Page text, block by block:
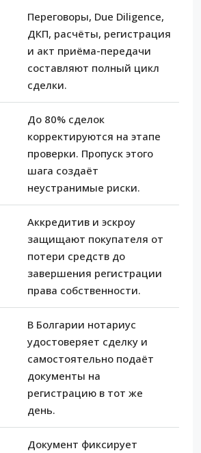
Переговоры, Due Diligence,
ДКП, расчёты, регистрация
и акт приёма-передачи
составляют полный цикл
сделки.
До 80% сделок
корректируются на этапе
проверки. Пропуск этого
шага создаёт
неустранимые риски.
Аккредитив и эскроу
защищают покупателя от
потери средств до
завершения регистрации
права собственности.
В Болгарии нотариус
удостоверяет сделку и
самостоятельно подаёт
документы на
регистрацию в тот же
день.
Документ фиксирует